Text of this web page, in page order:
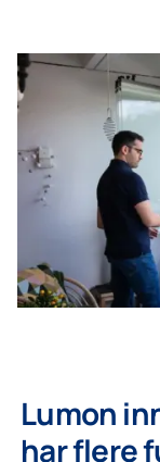
Kan Lumons
Lumons
klimaforhold.
Lumon
har flere